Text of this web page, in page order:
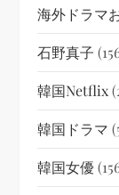
海外ドラマ
石野真子
韓国netflix
韓国ドラマ
韓国女優